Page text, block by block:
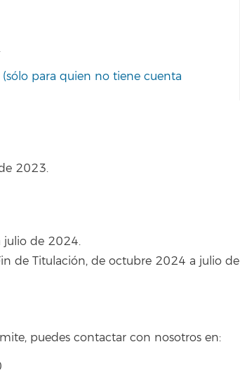
.
para quien no tiene cuenta
2023.
julio de 2024.
de Titulación, de octubre 2024 a julio de
puedes contactar con nosotros en: